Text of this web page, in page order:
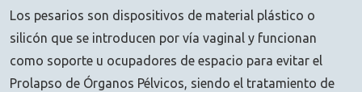
Los pesarios son dispositivos de material plástico o
silicón que se introducen por vía vaginal y funcionan
como soporte u ocupadores de espacio para evitar el
Prolapso de Órganos Pélvicos, siendo el tratamiento de